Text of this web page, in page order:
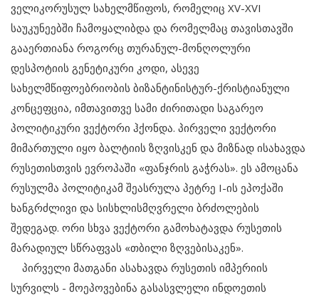
ველიკორუსულ სახელმწიფოს, რომელიც XV-XVI
საუკუნეებში ჩამოყალიბდა და რომელმაც თავისთავში
გააერთიანა როგორც თურანულ-მონღოლური
დესპოტიის გენეტიკური კოდი, ასევე
სახელმწიფოებრიობის ბიზანტინისტურ-ქრისტიანული
კონცეფცია, იმთავითვე სამი ძირითადი საგარეო
პოლიტიკური ვექტორი ჰქონდა. პირველი ვექტორი
მიმართული იყო ბალტიის ზღვისკენ და მიზნად ისახავდა
რუსეთისთვის ევროპაში «ფანჯრის გაჭრას». ეს ამოცანა
რუსულმა პოლიტიკამ შეასრულა პეტრე I-ის ეპოქაში
ხანგრძლივი და სისხლისმღვრელი ბრძოლების
შედეგად. ორი სხვა ვექტორი გამოხატავდა რუსეთის
მარადიულ სწრაფვას «თბილი ზღვებისაკენ».
პირველი მათგანი ასახავდა რუსეთის იმპერიის
სურვილს - მოეპოვებინა გასასვლელი ინდოეთის